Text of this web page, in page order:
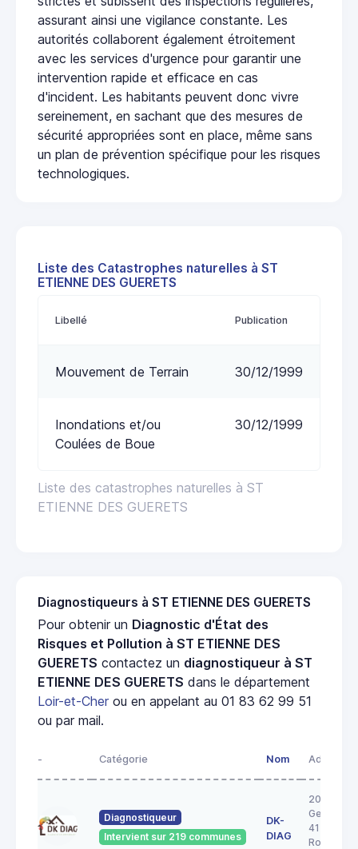
assurant ainsi une vigilance constante. Les
autorités collaborent également étroitement
avec les services d'urgence pour garantir une
intervention rapide et efficace en cas
d'incident. Les habitants peuvent donc vivre
sereinement, en sachant que des mesures de
sécurité appropriées sont en place, même sans
un plan de prévention spécifique pour les risques
technologiques.
Liste des Catastrophes naturelles à ST
ETIENNE DES GUERETS
Liste des catastrophes naturelles à ST
ETIENNE DES GUERETS
Libellé Publication
Mouvement de Terrain 30/12/1999
Inondations et/ou
Coulées de Boue
30/12/1999
Diagnostiqueurs à ST ETIENNE DES GUERETS
Pour obtenir un Diagnostic d'État des
Risques et Pollution à ST ETIENNE DES
GUERETS contactez un diagnostiqueur à ST
ETIENNE DES GUERETS dans le département
Loir-et-Cher ou en appelant au 01 83 62 99 51
ou par mail.
- Catégorie Nom Adresse
Diagnostiqueur
Intervient sur 219 communes
DK-
DIAG
20A rue
George
41200